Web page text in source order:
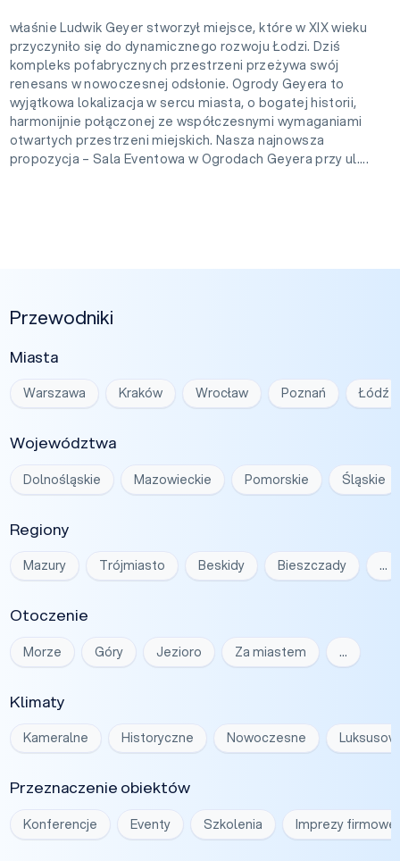
właśnie Ludwik Geyer stworzył miejsce, które w XIX wieku
przyczyniło się do dynamicznego rozwoju Łodzi. Dziś
kompleks pofabrycznych przestrzeni przeżywa swój
renesans w nowoczesnej odsłonie. Ogrody Geyera to
wyjątkowa lokalizacja w sercu miasta, o bogatej historii,
harmonijnie połączonej ze współczesnymi wymaganiami
otwartych przestrzeni miejskich. Nasza najnowsza
propozycja – Sala Eventowa w Ogrodach Geyera przy ul....
Przewodniki
Miasta
Warszawa Kraków Wrocław Poznań Łódź
Województwa
Dolnośląskie Mazowieckie Pomorskie Śląskie
Regiony
Mazury Trójmiasto Beskidy Bieszczady …
Otoczenie
Morze Góry Jezioro Za miastem …
Klimaty
Kameralne Historyczne Nowoczesne
Przeznaczenie obiektów
Konferencje Eventy Szkolenia Imprezy firmowe